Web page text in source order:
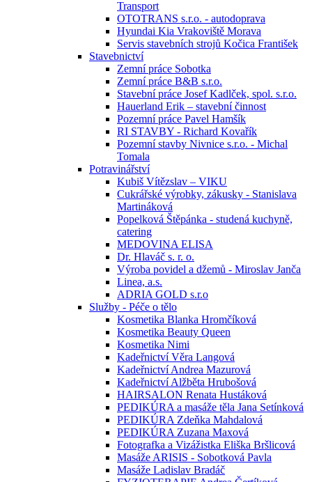
Transport
OTOTRANS s.r.o. - autodoprava
Hyundai Kia Vrakoviště Morava
Servis stavebních strojů Kočica František
Stavebnictví
Zemní práce Sobotka
Zemní práce B&B s.r.o.
Stavební práce Josef Kadlček, spol. s.r.o.
Hauerland Erik – stavební činnost
Pozemní práce Pavel Hamšík
RI STAVBY - Richard Kovařík
Pozemní stavby Nivnice s.r.o. - Michal
Tomala
Potravinářství
Kubiš Vítězslav – VIKU
Cukrářské výrobky, zákusky - Stanislava
Martináková
Popelková Štěpánka - studená kuchyně,
catering
MEDOVINA ELISA
Dr. Hlaváč s. r. o.
Výroba povidel a džemů - Miroslav Janča
Linea, a.s.
ADRIA GOLD s.r.o
Služby - Péče o tělo
Kosmetika Blanka Hromčíková
Kosmetika Beauty Queen
Kosmetika Nimi
Kadeřnictví Věra Langová
Kadeřnictví Andrea Mazurová
Kadeřnictví Alžběta Hrubošová
HAIRSALON Renata Hustáková
PEDIKÚRA a masáže těla Jana Setínková
PEDIKÚRA Zdeňka Mahdalová
PEDIKÚRA Zuzana Maxová
Fotografka a Vizážistka Eliška Bršlicová
Masáže ARISIS - Sobotková Pavla
Masáže Ladislav Bradáč